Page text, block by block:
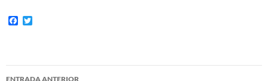
F
o
o
e
r
Navegación
ENTRADA ANTERIOR